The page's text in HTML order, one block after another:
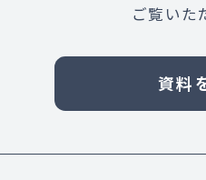
ご覧いた
資料